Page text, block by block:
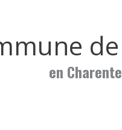
en